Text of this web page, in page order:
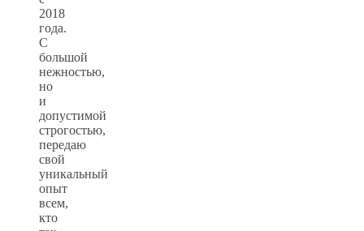
2018
года.
С
большой
нежностью,
но
и
допустимой
строгостью,
передаю
свой
уникальный
опыт
всем,
кто